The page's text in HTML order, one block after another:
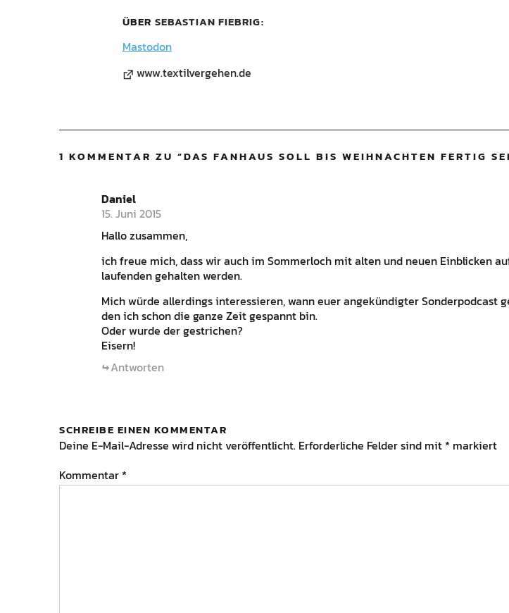
ÜBER SEBASTIAN FIEBRIG
Mastodon
www.textilvergehen.de
1 KOMMENTAR ZU “DAS FANHAUS SOLL BIS WEIHNACHTEN FERTIG
Daniel
15. Juni 2015
Hallo zusammen,
ich freue mich, dass wir auch im Sommerloch mit alten und neuen Einblicken
laufenden gehalten werden.
Mich würde allerdings interessieren, wann euer angekündigter Sonderpodcast
den ich schon die ganze Zeit gespannt bin.
Oder wurde der gestrichen?
Eisern!
Antworten
SCHREIBE EINEN KOMMENTAR
Deine E-Mail-Adresse wird nicht veröffentlicht. Erforderliche Felder sind mit * markiert
Kommentar *